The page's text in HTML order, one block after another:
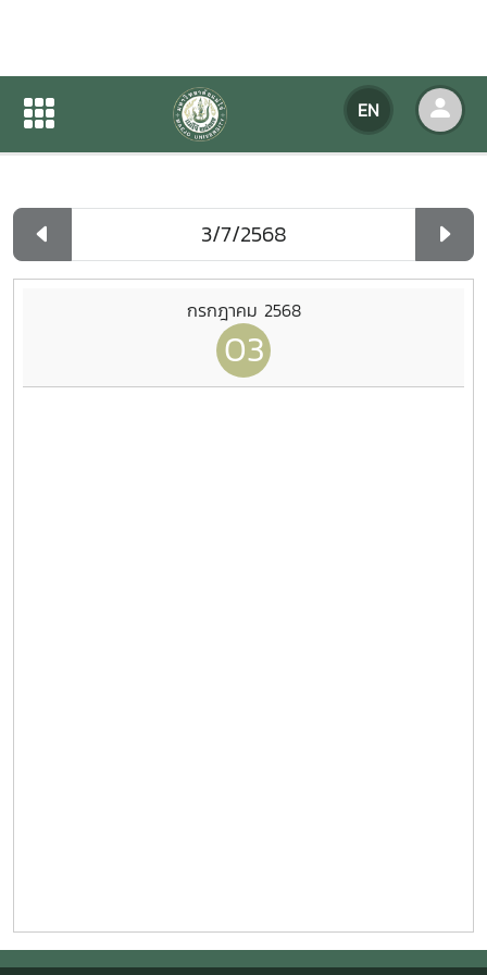
EN
Agency Calendar
Agency Calendar Day List
กรกฎาคม 2568
03